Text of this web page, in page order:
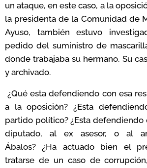
un ataque, en este caso, a la
la presidenta de la Comunidad de
Ayuso, también estuvo
pedido del suministro de
donde trabajaba su hermano. Su
y archivado.
¿Qué esta defendiendo con esa
a la oposición? ¿Esta
partido político? ¿Esta defendiendo
diputado, al ex asesor, o al
Ábalos?¿Ha actuado bien el
tratarse de un caso de